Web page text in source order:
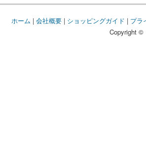
ホーム | 会社概要| ショッピングガイド | プラ
Copyright ©